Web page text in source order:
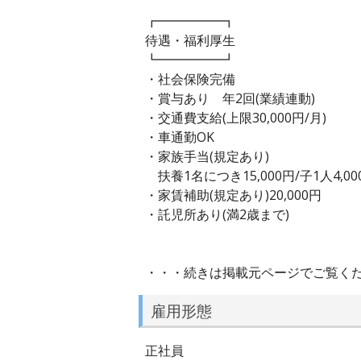
┏━━━━━┓
待遇・福利厚生
┗━━━━━┛
・社会保険完備
・賞与あり 年2回(業績連動)
・交通費支給(上限30,000円/月)
・車通勤OK
・家族手当(規定あり)
扶養1名につき15,000円/子1人
・家賃補助(規定あり)20,000円
・託児所あり(満2歳まで)
・・・続きは掲載元ページでご覧く
雇用形態
正社員